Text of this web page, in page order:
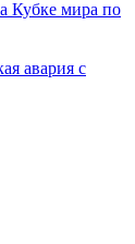
Кубке мира по
авария с